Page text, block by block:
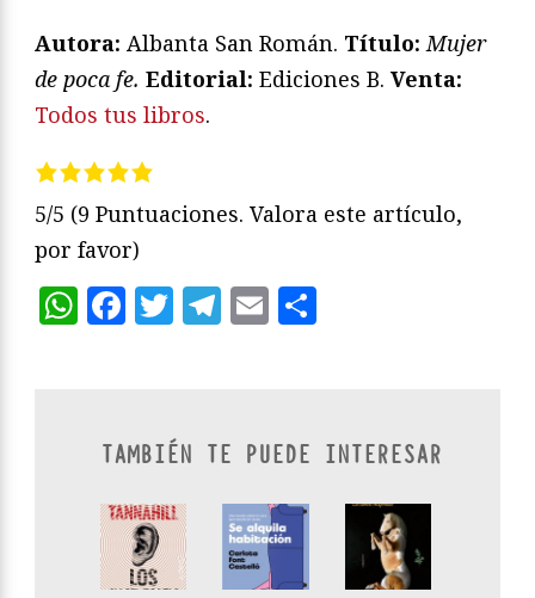
Autora: Albanta San Román. Título:Mujer
de poca fe. Editorial: Ediciones B. Venta:
Todos tus libros.
5/5 (9 Puntuaciones. Valora este artículo,
por favor)
WhatsApp
Facebook
Twitter
Telegram
Email
TAMBIÉN TE PUEDE INTERESAR